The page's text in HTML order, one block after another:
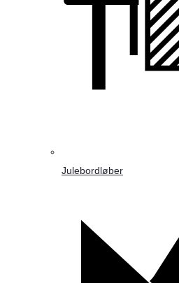
Julebordløber